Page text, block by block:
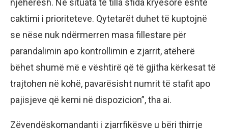
njëherësh. Në situata të tilla sfida kryesore është
caktimi i prioriteteve. Qytetarët duhet të kuptojnë
se nëse nuk ndërmerren masa fillestare për
parandalimin apo kontrollimin e zjarrit, atëherë
bëhet shumë më e vështirë që të gjitha kërkesat të
trajtohen në kohë, pavarësisht numrit të stafit apo
pajisjeve që kemi në dispozicion”, tha ai.
Zëvendëskomandanti i zjarrfikësve u bëri thirrje